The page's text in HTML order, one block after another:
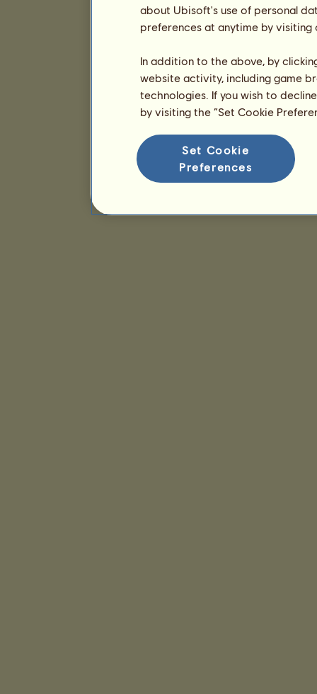
about Ubisoft's use of personal
preferences at anytime by
In addition to the above, by
website activity, including game
technologies. If you wish to
by visiting the “Set Cookie
Set Cookie
Preferences